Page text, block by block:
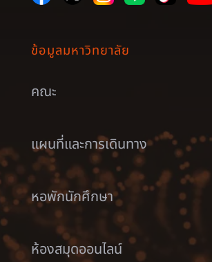
ข้อมูลมหาวิทยาลัย
คณะ
แผนที่และการเดินทาง
หอพักนักศึกษา
ห้องสมุดออนไลน์